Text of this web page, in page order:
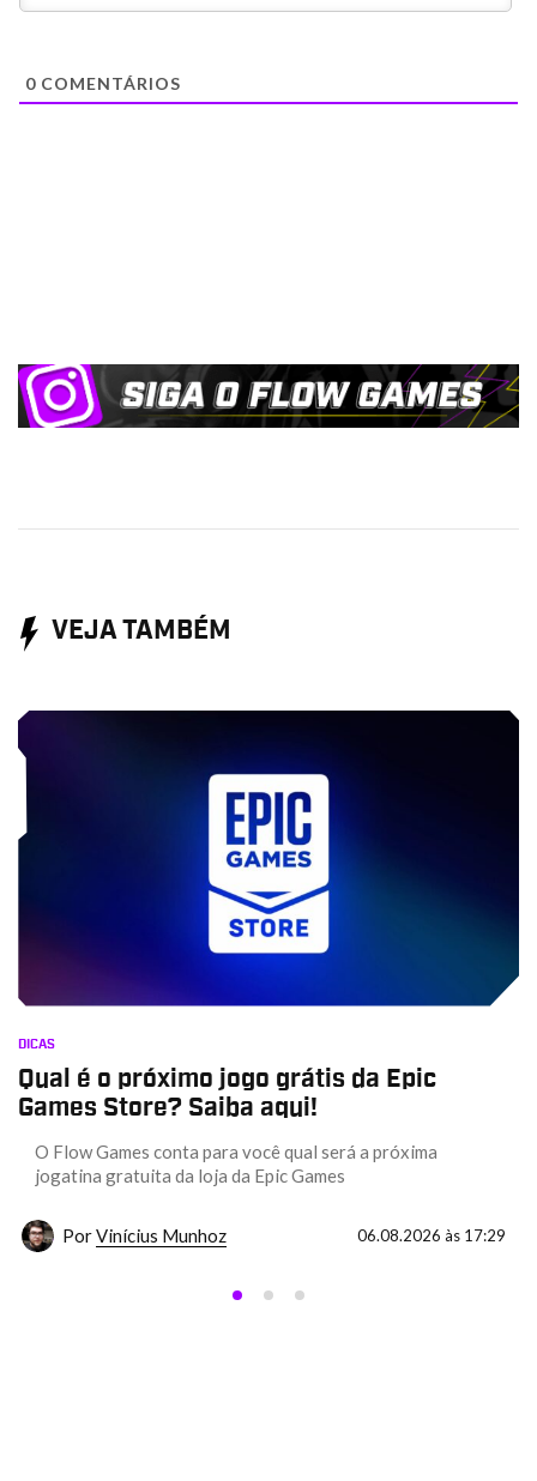
0 COMENTÁRIOS
VEJA TAMBÉM
DICAS
Qual é o próximo jogo grátis da Epic
Games Store? Saiba aqui!
O Flow Games conta para você qual será a próxima
jogatina gratuita da loja da Epic Games
PorVinícius Munhoz 06.08.2026 às 17:29